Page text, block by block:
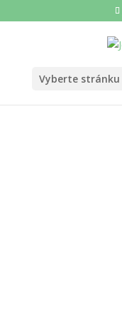
Vyberte stránku